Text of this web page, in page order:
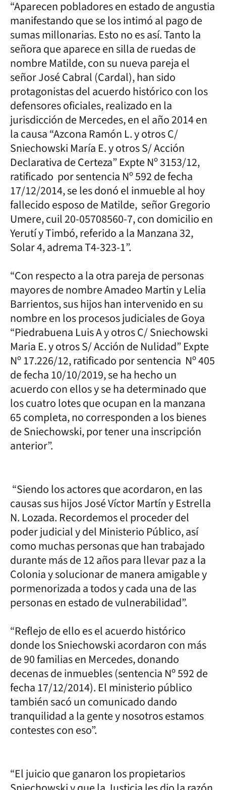
“Aparecen pobladores en estado de angustia
manifestando que se los intimó al pago de
sumas millonarias. Esto no es así. Tanto la
señora que aparece en silla de ruedas de
nombre Matilde, con su nueva pareja el
señor José Cabral (Cardal), han sido
protagonistas del acuerdo histórico con los
defensores oficiales, realizado en la
jurisdicción de Mercedes, en el año 2014 en
la causa “Azcona Ramón L. y otros C/
Sniechowski María E. y otros S/ Acción
Declarativa de Certeza” Expte Nº 3153/12,
ratificado por sentencia Nº 592 de fecha
17/12/2014, se les donó el inmueble al hoy
fallecido esposo de Matilde, señor Gregorio
Umere, cuil 20-05708560-7, con domicilio en
Yerutí y Timbó, referido a la Manzana 32,
Solar 4, adrema T4-323-1”.
“Con respecto a la otra pareja de personas
mayores de nombre Amadeo Martin y Lelia
Barrientos, sus hijos han intervenido en su
nombre en los procesos judiciales de Goya
“Piedrabuena Luis A y otros C/ Sniechowski
Maria E. y otros S/ Acción de Nulidad” Expte
Nº 17.226/12, ratificado por sentencia Nº 405
de fecha 10/10/2019, se ha hecho un
acuerdo con ellos y se ha determinado que
los cuatro lotes que ocupan en la manzana
65 completa, no corresponden a los bienes
de Sniechowski, por tener una inscripción
anterior”.
“Siendo los actores que acordaron, en las
causas sus hijos José Víctor Martín y Estrella
N. Lozada. Recordemos el proceder del
poder judicial y del Ministerio Público, así
como muchas personas que han trabajado
durante más de 12 años para llevar paz a la
Colonia y solucionar de manera amigable y
pormenorizada a todos y cada una de las
personas en estado de vulnerabilidad”.
“Reflejo de ello es el acuerdo histórico
donde los Sniechowski acordaron con más
de 90 familias en Mercedes, donando
decenas de inmuebles (sentencia Nº 592 de
fecha 17/12/2014). El ministerio público
también sacó un comunicado dando
tranquilidad a la gente y nosotros estamos
contestes con eso”.
“El juicio que ganaron los propietarios